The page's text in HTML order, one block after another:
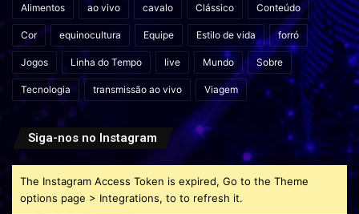
Alimentos ao vivo cavalo Clássico Conteúdo
Cor equinocultura Equipe Estilo de vida forró
Jogos Linha do Tempo live Mundo Sobre
Tecnologia transmissão ao vivo Viagem
Siga-nos no Instagram
The Instagram Access Token is expired, Go to the Theme
options page > Integrations, to to refresh it.